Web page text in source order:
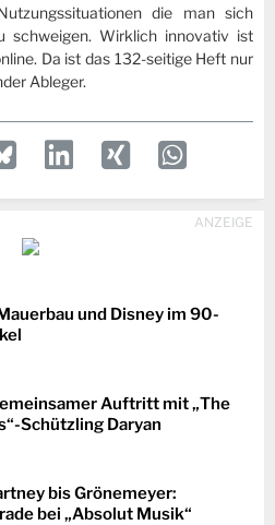
die man sich
schweigen. Wirklich innovativ ist
Da ist das 132-seitige Heft nur
Ableger.
ANZEIGE
und Disney im 90-
Auftritt mit „The
Schützling Daryan
bis Grönemeyer:
bei „Absolut Musik“